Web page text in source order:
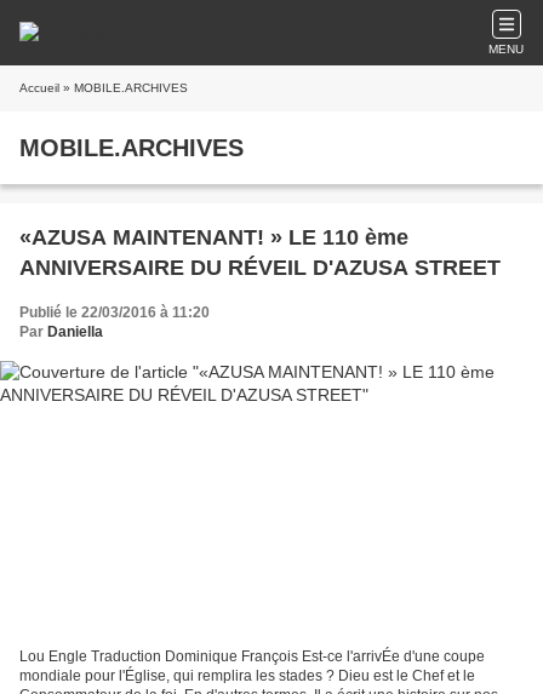
MENU
Accueil » MOBILE.ARCHIVES
MOBILE.ARCHIVES
«AZUSA MAINTENANT! » LE 110 ème
ANNIVERSAIRE DU RÉVEIL D'AZUSA STREET
Publié le 22/03/2016 à 11:20
Par Daniella
Lou Engle Traduction Dominique François Est-ce l'arrivÉe d'une coupe
mondiale pour l'Église, qui remplira les stades ? Dieu est le Chef et le